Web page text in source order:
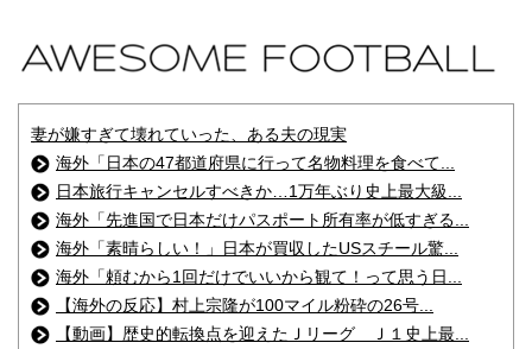
妻が嫌すぎて壊れていった、ある夫の現実
海外「日本の47都道府県に行って名物料理を食べて...
日本旅行キャンセルすべきか…1万年ぶり史上最大級...
海外「先進国で日本だけパスポート所有率が低すぎる...
海外「素晴らしい！」日本が買収したUSスチール驚...
海外「頼むから1回だけでいいから観て！って思う日...
【海外の反応】村上宗隆が100マイル粉砕の26号...
【動画】歴史的転換点を迎えたＪリーグ Ｊ１史上最...